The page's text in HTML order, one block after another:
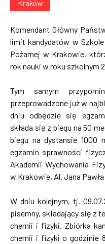
Kraków
Komendant Główny
limit kandydatów w
Pożarnej w Krakowie,
rok nauki w roku szkolnym
Tym samym
przeprowadzone już w
dniu odbędzie się
składa się z biegu na 50
biegu na dystansie 1000
egzamin sprawności
Akademii Wychowania
w Krakowie, Al. Jana Pawła
W dniu kolejnym, tj.
pisemny, składający się z
chemii i fizyki. Zbiórka
chemii i fizyki o godzinie 8